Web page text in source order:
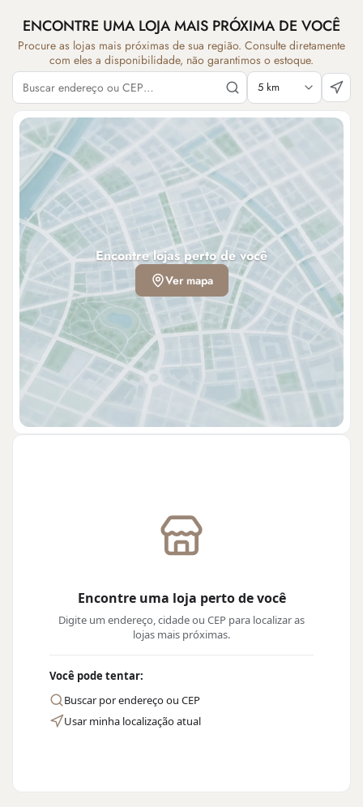
ENCONTRE UMA LOJA MAIS PRÓXIMA DE VOCÊ
Procure as lojas mais próximas de sua região. Consulte diretamente
com eles a disponibilidade, não garantimos o estoque.
Encontre uma loja perto de você
Digite um endereço, cidade ou CEP para localizar as
lojas mais próximas.
Você pode tentar:
Buscar por endereço ou CEP
Usar minha localização atual
Encontre lojas perto de você
Ver mapa